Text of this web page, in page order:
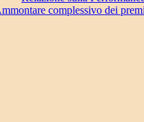
complessivo dei premi